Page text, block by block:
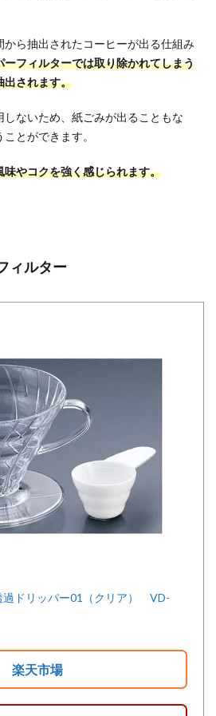
ら抽出されたコーヒーが出る仕組み
ーフィルターでは取り除かれてしまう
出されます。
ないため、紙ごみが出ることもな
とができます。
やコクを強く感じられます。
ィルター
ドリッパー01（クリア） VD-
楽天市場